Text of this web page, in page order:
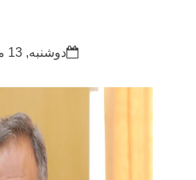
دوشنبه, 13 مرداد,1404 07:52 ق.ظ